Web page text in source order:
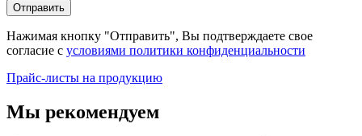
Отправить
Нажимая кнопку "Отправить", Вы подтверждаете свое
согласие с условиями политики конфиденциальности
Прайс-листы на продукцию
Мы рекомендуем